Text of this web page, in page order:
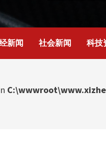
新闻 社会新闻 科技